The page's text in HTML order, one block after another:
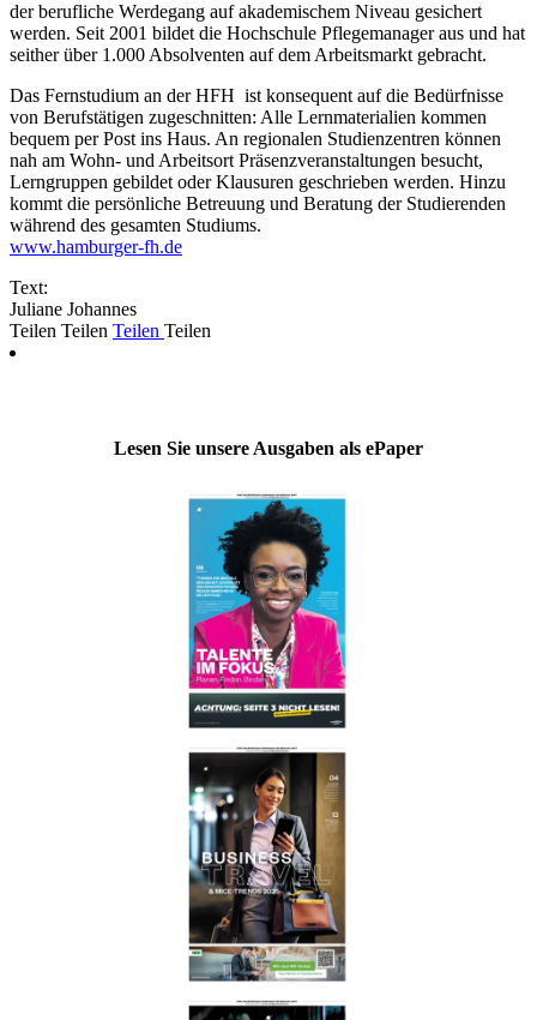
der berufliche Werdegang auf akademischem Niveau gesichert
werden. Seit 2001 bildet die Hochschule Pflegemanager aus und hat
seither über 1.000 Absolventen auf dem Arbeitsmarkt gebracht.
Das Fernstudium an der HFH ist konsequent auf die Bedürfnisse
von Berufstätigen zugeschnitten: Alle Lernmaterialien kommen
bequem per Post ins Haus. An regionalen Studienzentren können
nah am Wohn- und Arbeitsort Präsenzveranstaltungen besucht,
Lerngruppen gebildet oder Klausuren geschrieben werden. Hinzu
kommt die persönliche Betreuung und Beratung der Studierenden
während des gesamten Studiums.
www.hamburger-fh.de
Text:
Juliane Johannes
Teilen Teilen Teilen Teilen
Lesen Sie unsere Ausgaben als ePaper